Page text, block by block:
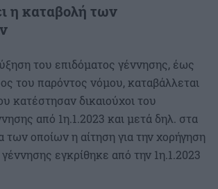
η καταβολή των
του επιδόματος γέννησης, έως
του παρόντος νόμου, καταβάλλεται
κατέστησαν δικαιούχοι του
από 1η.1.2023 και μετά δηλ. στα
οποίων η αίτηση για την χορήγηση
εγκρίθηκε από την 1η.1.2023